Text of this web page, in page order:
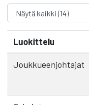
Luokittelu
Joukkueenjohtajat